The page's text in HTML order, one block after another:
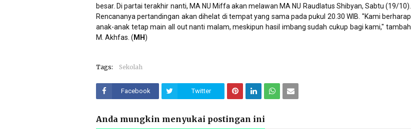
besar. Di partai terakhir nanti, MA NU Miffa akan melawan MA NU Raudlatus Shibyan, Sabtu (19/10).
Rencananya pertandingan akan dihelat di tempat yang sama pada pukul 20.30 WIB. "Kami berharap
anak-anak tetap main all out nanti malam, meskipun hasil imbang sudah cukup bagi kami," tambah
M. Akhfas. ( MH)
Tags: Sekolah
Facebook Twitter
Anda mungkin menyukai postingan ini